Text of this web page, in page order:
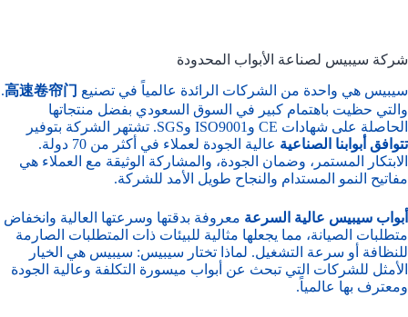
شركة سيبيس لصناعة الأبواب المحدودة
سيبيس هي واحدة من الشركات الرائدة عالمياً في تصنيع 高速卷帘门
.
والتي حظيت باهتمام كبير في السوق السعودي بفضل منتجاتها
الحاصلة على شهادات CE وISO9001 وSGS. تشتهر الشركة بتوفير
تتوافق أبوابنا الصناعية
عالية الجودة لعملاء في أكثر من 70 دولة.
الابتكار المستمر، وضمان الجودة، والمشاركة الوثيقة مع العملاء هي
مفاتيح النمو المستدام والنجاح طويل الأمد للشركة.
أبواب سيبيس عالية السرعة معروفة بدقتها وسرعتها العالية وانخفاض
متطلبات الصيانة، مما يجعلها مثالية للبيئات ذات المتطلبات الصارمة
للنظافة أو سرعة التشغيل. لماذا تختار سيبيس: سيبيس هي الخيار
الأمثل للشركات التي تبحث عن أبواب ميسورة التكلفة وعالية الجودة
ومعترف بها عالمياً.